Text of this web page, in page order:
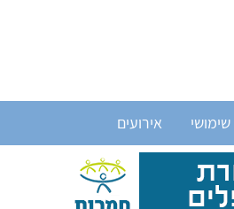
שימושי אירועים